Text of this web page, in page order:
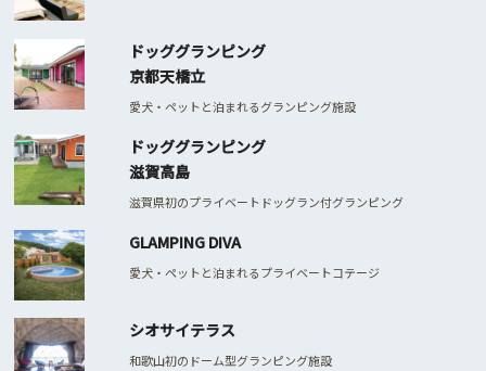
ドッググランピング
京都天橋立
愛犬・ペットと泊まれるグランピング施設
ドッググランピング
滋賀高島
滋賀県初のプライベートドッグラン付グランピング
GLAMPING DIVA
愛犬・ペットと泊まれるプライベートコテージ
シオサイテラス
和歌山初のドーム型グランピング施設